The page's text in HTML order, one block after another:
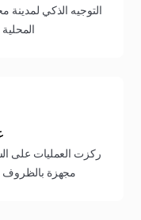
التوجيه الذكي لمدينة
ركزت العمليات على
مجهزة بالظروف